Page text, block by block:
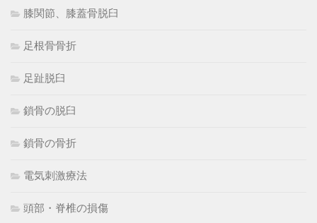
膝関節、膝蓋骨脱臼
足根骨骨折
足趾脱臼
鎖骨の脱臼
鎖骨の骨折
電気刺激療法
頭部・脊椎の損傷